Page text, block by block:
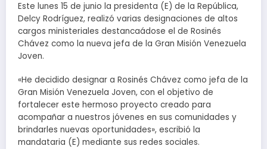
Este lunes 15 de junio la presidenta (E) de la República,
Delcy Rodríguez, realizó varias designaciones de altos
cargos ministeriales destancaádose el de Rosinés
Chávez como la nueva jefa de la Gran Misión Venezuela
Joven.
«He decidido designar a Rosinés Chávez como jefa de la
Gran Misión Venezuela Joven, con el objetivo de
fortalecer este hermoso proyecto creado para
acompañar a nuestros jóvenes en sus comunidades y
brindarles nuevas oportunidades», escribió la
mandataria (E) mediante sus redes sociales.